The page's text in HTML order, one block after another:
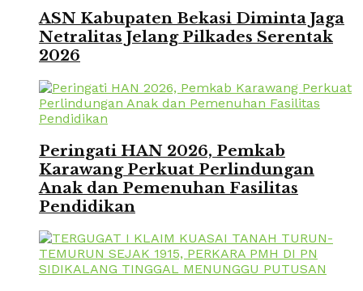
ASN Kabupaten Bekasi Diminta Jaga
Netralitas Jelang Pilkades Serentak
2026
Peringati HAN 2026, Pemkab
Karawang Perkuat Perlindungan
Anak dan Pemenuhan Fasilitas
Pendidikan